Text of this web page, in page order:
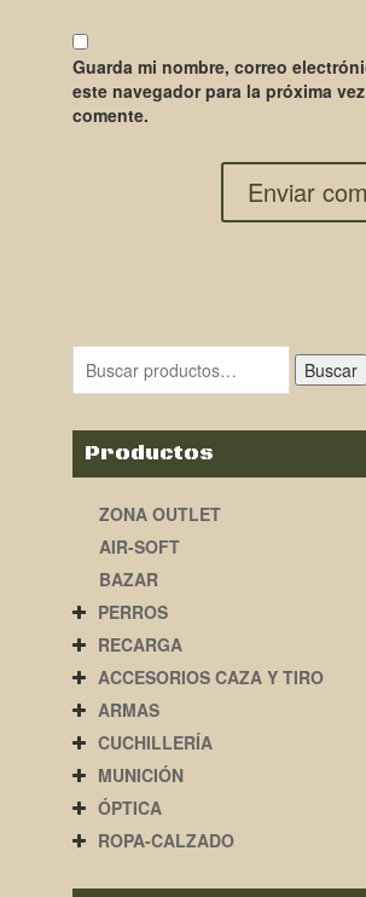
Guarda mi nombre, correo
este navegador para la próxima
comente.
Buscar
Productos
ZONA OUTLET
AIR-SOFT
BAZAR
PERROS
RECARGA
ACCESORIOS CAZA Y TIRO
ARMAS
CUCHILLERÍA
MUNICIÓN
ÓPTICA
ROPA-CALZADO